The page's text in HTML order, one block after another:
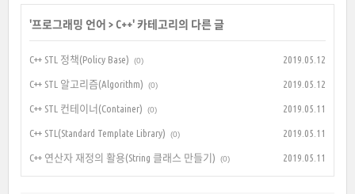
'프로그래밍 언어 >C++' 카테고리의 다른 글
C++ STL 정책(Policy Base) (0) 2019.05.12
C++ STL 알고리즘(Algorithm) (0) 2019.05.12
C++ STL 컨테이너(Container) (0) 2019.05.11
C++ STL(Standard Template Library) (0) 2019.05.11
C++ 연산자 재정의 활용(String 클래스 만들기) (0) 2019.05.11